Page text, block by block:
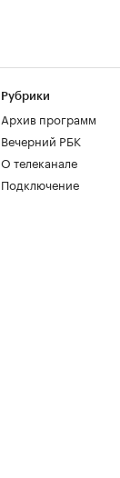
Рубрики
Архив программ
Вечерний РБК
О телеканале
Подключение